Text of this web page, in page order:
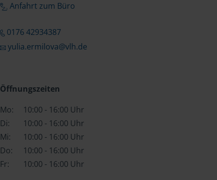
Anfahrt zum Büro
0176 42934387
yulia.ermilova@vlh.de
Öffnungszeiten
Mo:
10:00 - 16:00 Uhr
Di:
10:00 - 16:00 Uhr
Mi:
10:00 - 16:00 Uhr
Do:
10:00 - 16:00 Uhr
Fr:
10:00 - 16:00 Uhr